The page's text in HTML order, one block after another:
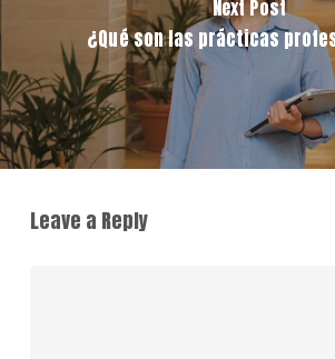
Next Post
¿Qué son las prácticas
Leave a Reply